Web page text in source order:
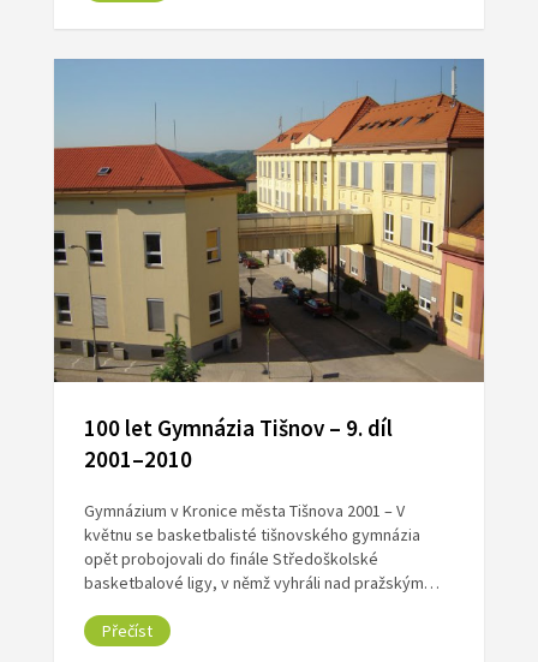
100 let Gymnázia Tišnov – 9. díl
2001–2010
Gymnázium v Kronice města Tišnova 2001 – V
květnu se basketbalisté tišnovského gymnázia
opět probojovali do finále Středoškolské
basketbalové ligy, v němž vyhráli nad pražským…
Přečíst